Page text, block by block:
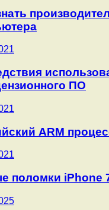
ПО
ARM
поломки iPhone